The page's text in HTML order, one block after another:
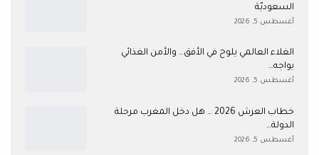
السعوديّة
أغسطس 5, 2026
الغلاء العالمي يلوح في الأفق… والأمن الغذائي
يواجه…
أغسطس 5, 2026
خطاب العرش 2026 … هل دخل المغرب مرحلة
الدولة…
أغسطس 5, 2026